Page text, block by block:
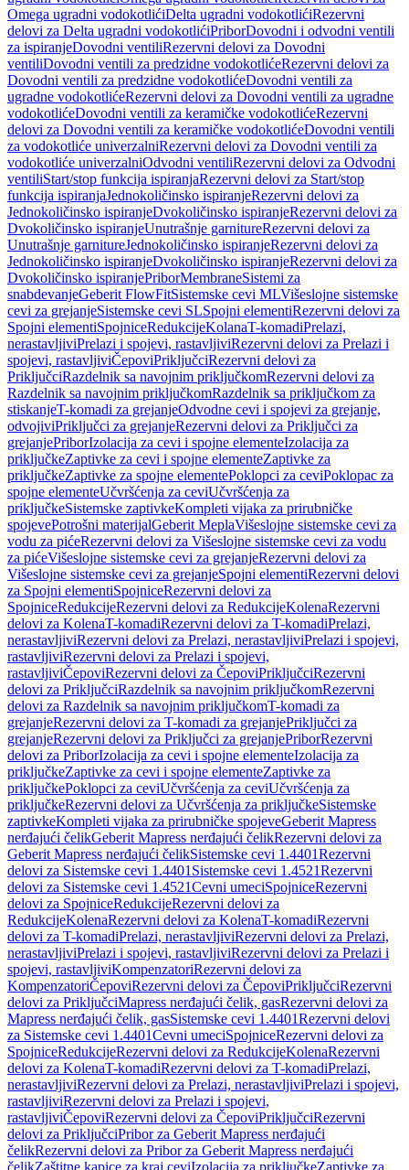
Omega ugradni vodokotlićiDelta ugradni vodokotlićiRezervni
delovi za Delta ugradni vodokotlićiPriborDovodni i odvodni ventili
za ispiranjeDovodni ventiliRezervni delovi za Dovodni
ventiliDovodni ventili za predzidne vodokotlićeRezervni delovi za
Dovodni ventili za predzidne vodokotlićeDovodni ventili za
ugradne vodokotlićeRezervni delovi za Dovodni ventili za ugradne
vodokotlićeDovodni ventili za keramičke vodokotlićeRezervni
delovi za Dovodni ventili za keramičke vodokotlićeDovodni ventili
za vodokotliće univerzalniRezervni delovi za Dovodni ventili za
vodokotliće univerzalniOdvodni ventiliRezervni delovi za Odvodni
ventiliStart/stop funkcija ispiranjaRezervni delovi za Start/stop
funkcija ispiranjaJednokoličinsko ispiranjeRezervni delovi za
Jednokoličinsko ispiranjeDvokoličinsko ispiranjeRezervni delovi za
Dvokoličinsko ispiranjeUnutrašnje garnitureRezervni delovi za
Unutrašnje garnitureJednokoličinsko ispiranjeRezervni delovi za
Jednokoličinsko ispiranjeDvokoličinsko ispiranjeRezervni delovi za
Dvokoličinsko ispiranjePriborMembraneSistemi za
snabdevanjeGeberit FlowFitSistemske cevi MLVišeslojne sistemske
cevi za grejanjeSistemske cevi SLSpojni elementiRezervni delovi za
Spojni elementiSpojniceRedukcijeKolanaT-komadiPrelazi,
nerastavljiviPrelazi i spojevi, rastavljiviRezervni delovi za Prelazi i
spojevi, rastavljiviČepoviPriključciRezervni delovi za
PriključciRazdelnik sa navojnim priključkomRezervni delovi za
Razdelnik sa navojnim priključkomRazdelnik sa priključkom za
stiskanjeT-komadi za grejanjeOdvodne cevi i spojevi za grejanje,
odvojiviPriključci za grejanjeRezervni delovi za Priključci za
grejanjePriborIzolacija za cevi i spojne elementeIzolacija za
priključkeZaptivke za cevi i spojne elementeZaptivke za
priključkeZaptivke za spojne elementePoklopci za ceviPoklopac za
spojne elementeUčvršćenja za ceviUčvršćenja za
priključkeSistemske zaptivkeKompleti vijaka za prirubničke
spojevePotrošni materijalGeberit MeplaVišeslojne sistemske cevi za
vodu za pićeRezervni delovi za Višeslojne sistemske cevi za vodu
za pićeVišeslojne sistemske cevi za grejanjeRezervni delovi za
Višeslojne sistemske cevi za grejanjeSpojni elementiRezervni delovi
za Spojni elementiSpojniceRezervni delovi za
SpojniceRedukcijeRezervni delovi za RedukcijeKolenaRezervni
delovi za KolenaT-komadiRezervni delovi za T-komadiPrelazi,
nerastavljiviRezervni delovi za Prelazi, nerastavljiviPrelazi i spojevi,
rastavljiviRezervni delovi za Prelazi i spojevi,
rastavljiviČepoviRezervni delovi za ČepoviPriključciRezervni
delovi za PriključciRazdelnik sa navojnim priključkomRezervni
delovi za Razdelnik sa navojnim priključkomT-komadi za
grejanjeRezervni delovi za T-komadi za grejanjePriključci za
grejanjeRezervni delovi za Priključci za grejanjePriborRezervni
delovi za PriborIzolacija za cevi i spojne elementeIzolacija za
priključkeZaptivke za cevi i spojne elementeZaptivke za
priključkePoklopci za ceviUčvršćenja za ceviUčvršćenja za
priključkeRezervni delovi za Učvršćenja za priključkeSistemske
zaptivkeKompleti vijaka za prirubničke spojeveGeberit Mapress
nerđajući čelikGeberit Mapress nerđajući čelikRezervni delovi za
Geberit Mapress nerđajući čelikSistemske cevi 1.4401Rezervni
delovi za Sistemske cevi 1.4401 Sistemske cevi 1.4521Rezervni
delovi za Sistemske cevi 1.4521Cevni umeciSpojniceRezervni
delovi za SpojniceRedukcijeRezervni delovi za
RedukcijeKolenaRezervni delovi za KolenaT-komadiRezervni
delovi za T-komadiPrelazi, nerastavljiviRezervni delovi za Prelazi,
nerastavljiviPrelazi i spojevi, rastavljiviRezervni delovi za Prelazi i
spojevi, rastavljiviKompenzatoriRezervni delovi za
KompenzatoriČepoviRezervni delovi za ČepoviPriključciRezervni
delovi za PriključciMapress nerđajući čelik, gasRezervni delovi za
Mapress nerđajući čelik, gasSistemske cevi 1.4401Rezervni delovi
za Sistemske cevi 1.4401Cevni umeciSpojniceRezervni delovi za
SpojniceRedukcijeRezervni delovi za RedukcijeKolenaRezervni
delovi za KolenaT-komadiRezervni delovi za T-komadiPrelazi,
nerastavljiviRezervni delovi za Prelazi, nerastavljiviPrelazi i spojevi,
rastavljiviRezervni delovi za Prelazi i spojevi,
rastavljiviČepoviRezervni delovi za ČepoviPriključciRezervni
delovi za PriključciPribor za Geberit Mapress nerđajući
čelikRezervni delovi za Pribor za Geberit Mapress nerđajući
čelikZaštitne kapice za kraj ceviIzolacija za priključkeZaptivke za